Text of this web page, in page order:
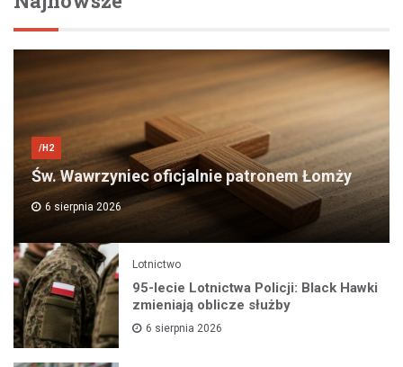
/H2
Św. Wawrzyniec oficjalnie patronem Łomży
6 sierpnia 2026
Lotnictwo
95-lecie Lotnictwa Policji: Black Hawki
zmieniają oblicze służby
6 sierpnia 2026